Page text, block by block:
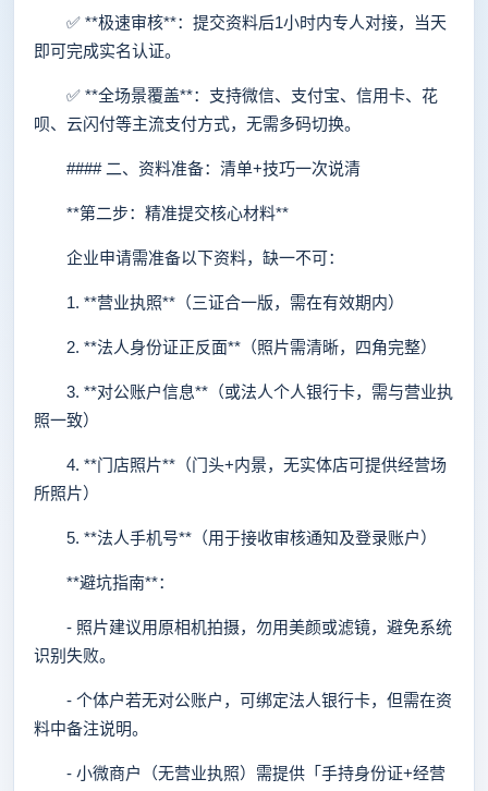
✅ **极速审核**：提交资料后1小时内专人对接，当天
即可完成实名认证。
✅ **全场景覆盖**：支持微信、支付宝、信用卡、花
呗、云闪付等主流支付方式，无需多码切换。
#### 二、资料准备：清单+技巧一次说清
**第二步：精准提交核心材料**
企业申请需准备以下资料，缺一不可：
1. **营业执照**（三证合一版，需在有效期内）
2. **法人身份证正反面**（照片需清晰，四角完整）
3. **对公账户信息**（或法人个人银行卡，需与营业执
照一致）
4. **门店照片**（门头+内景，无实体店可提供经营场
所照片）
5. **法人手机号**（用于接收审核通知及登录账户）
**避坑指南**：
- 照片建议用原相机拍摄，勿用美颜或滤镜，避免系统
识别失败。
- 个体户若无对公账户，可绑定法人银行卡，但需在资
料中备注说明。
- 小微商户（无营业执照）需提供「手持身份证+经营